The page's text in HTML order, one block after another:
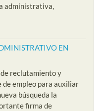
administrativa,
EN
reclutamiento y
de empleo para auxiliar
búsqueda la
firma de